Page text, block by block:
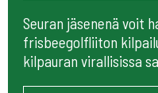
Seuran jäsenenä voit
frisbeegolfliiton
kilpauran virallisissa